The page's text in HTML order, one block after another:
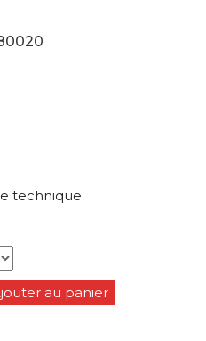
technique
au panier